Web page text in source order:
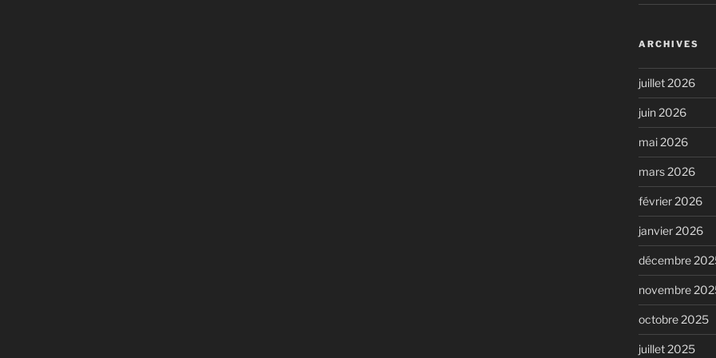
ARCHIVES
juillet 2026
juin 2026
mai 2026
mars 2026
février 2026
janvier 2026
décembre
novembre
octobre 2025
juillet 2025